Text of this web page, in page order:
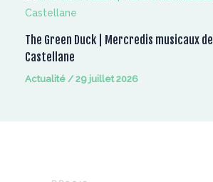
The Green Duck | Mercredis musicaux de
Castellane
Actualité /29 juillet 2026